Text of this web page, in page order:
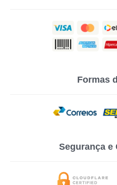
Formas
Segurança e